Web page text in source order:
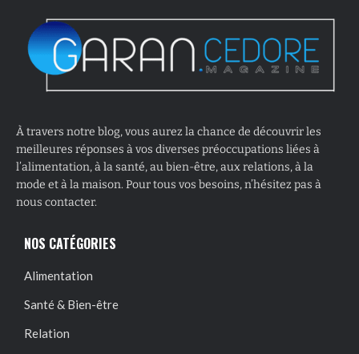
À travers notre blog, vous aurez la chance de découvrir les
meilleures réponses à vos diverses préoccupations liées à
l’alimentation, à la santé, au bien-être, aux relations, à la
mode et à la maison. Pour tous vos besoins, n’hésitez pas à
nous contacter.
NOS CATÉGORIES
Alimentation
Santé & Bien-être
Relation